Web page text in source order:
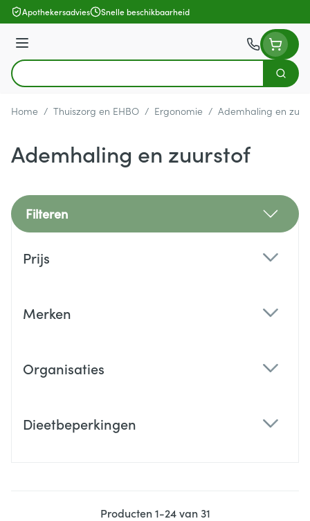
Ga naar de inhoud
Apothekersadvies Snelle beschikbaarheid
Menu
Product, merk, categorie...
Zoek
Home / Thuiszorg en EHBO / Ergonomie / Ademhaling en
Ademhaling en zuurstof
Filteren
Prijs
Merken
Organisaties
Dieetbeperkingen
Producten1-24van31